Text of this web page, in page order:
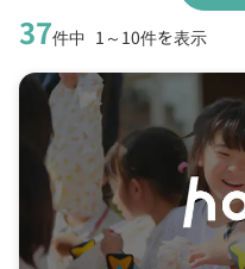
37件中 1～10件を表示